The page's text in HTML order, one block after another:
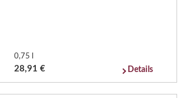
0,75 l
28,91 € Details